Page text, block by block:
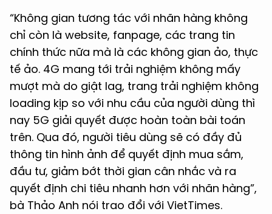
“Không gian tương tác với nhãn hàng không
chỉ còn là website, fanpage, các trang tin
chính thức nữa mà là các không gian ảo, thực
tế ảo. 4G mang tới trải nghiệm không mấy
mượt mà do giật lag, trang trải nghiệm không
loading kịp so với nhu cầu của người dùng thì
nay 5G giải quyết được hoàn toàn bài toán
trên. Qua đó, người tiêu dùng sẽ có đầy đủ
thông tin hình ảnh để quyết định mua sắm,
đầu tư, giảm bớt thời gian cân nhắc và ra
quyết định chi tiêu nhanh hơn với nhãn hàng”,
bà Thảo Anh nói trao đổi với VietTimes.